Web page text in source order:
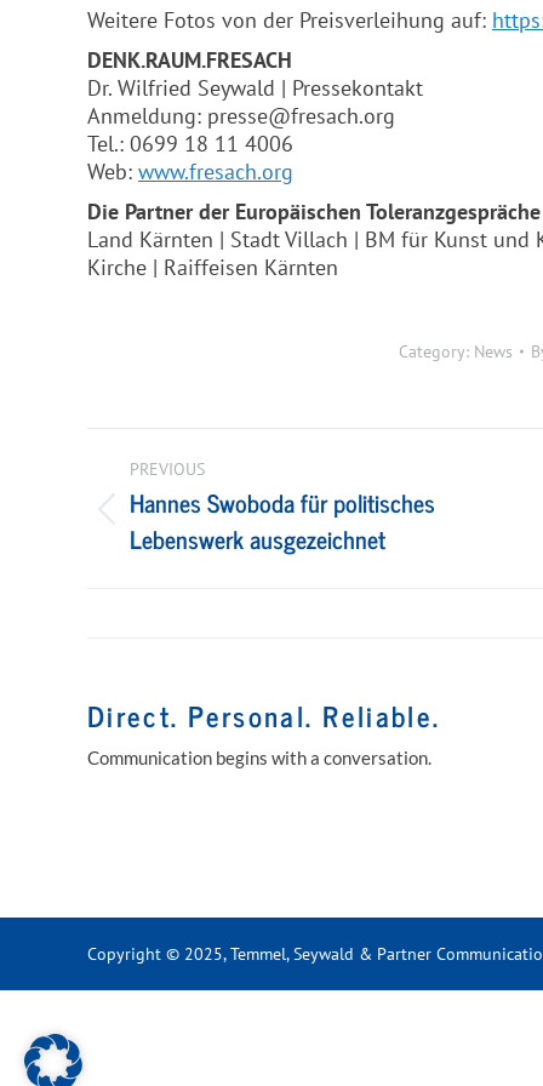
Weitere Fotos von der Preisverleihung auf:
DENK.RAUM.FRESACH
Dr. Wilfried Seywald | Pressekontakt
Anmeldung: presse@fresach.org
Tel.: 0699 18 11 4006
Web: www.fresach.org
Die Partner der Europäischen Toleranzgespräche
Land Kärnten | Stadt Villach | BM für Kunst
Kirche | Raiffeisen Kärnten
Category: News
navigation
PREVIOUS
Previous
post:
Hannes Swoboda für politisches
Lebenswerk ausgezeichnet
Direct. Personal. Reliable.
Communication begins with a conversation.
Copyright © 2025, Temmel, Seywald & Partner